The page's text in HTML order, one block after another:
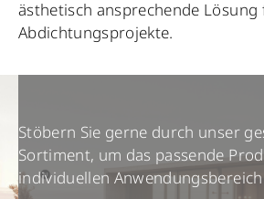
ästhetisch ansprechende
Abdichtungsprojekte.
Stöbern Sie gerne durch unser
Sortiment, um das passende
individuellen